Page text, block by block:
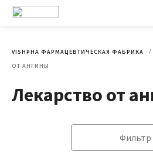
VISHPHA ФАРМАЦЕВТИЧЕСКАЯ ФАБРИКА
ОТ АНГИНЫ
Лекарство от
Фильтр